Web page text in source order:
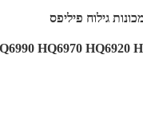
גילוח פיליפס